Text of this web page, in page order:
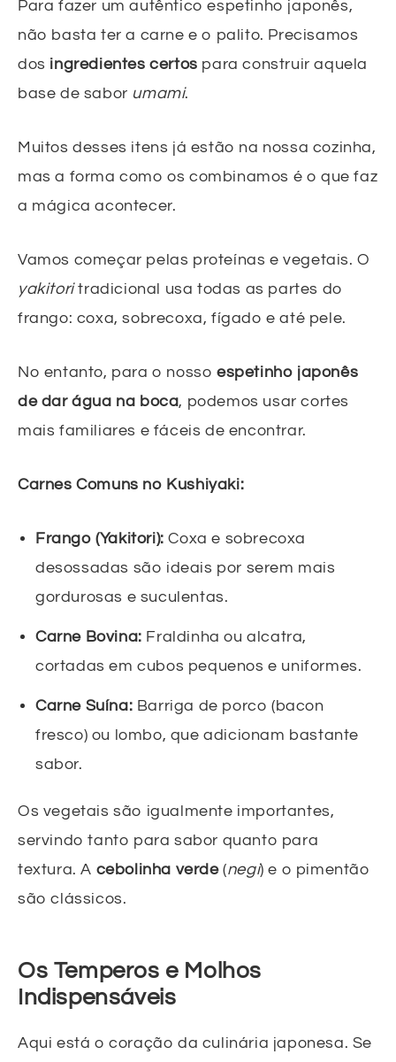
Para fazer um autêntico espetinho japonês,
não basta ter a carne e o palito. Precisamos
dos ingredientes certos para construir aquela
base de sabor umami.
Muitos desses itens já estão na nossa cozinha,
mas a forma como os combinamos é o que faz
a mágica acontecer.
Vamos começar pelas proteínas e vegetais. O
yakitoritradicional usa todas as partes do
frango: coxa, sobrecoxa, fígado e até pele.
No entanto, para o nosso espetinho japonês
de dar água na boca, podemos usar cortes
mais familiares e fáceis de encontrar.
Carnes Comuns no Kushiyaki:
Frango (Yakitori): Coxa e sobrecoxa
desossadas são ideais por serem mais
gordurosas e suculentas.
Carne Bovina: Fraldinha ou alcatra,
cortadas em cubos pequenos e uniformes.
Carne Suína: Barriga de porco (bacon
fresco) ou lombo, que adicionam bastante
sabor.
Os vegetais são igualmente importantes,
servindo tanto para sabor quanto para
textura. A cebolinha verde(negi) e o pimentão
são clássicos.
Os Temperos e Molhos
Indispensáveis
Aqui está o coração da culinária japonesa. Se